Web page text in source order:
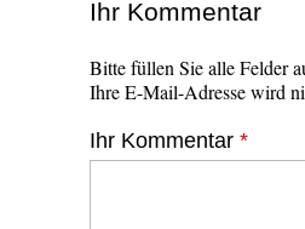
Ihr Kommentar
Bitte füllen Sie alle Felder
Ihre E-Mail-Adresse wird
Ihr Kommentar *